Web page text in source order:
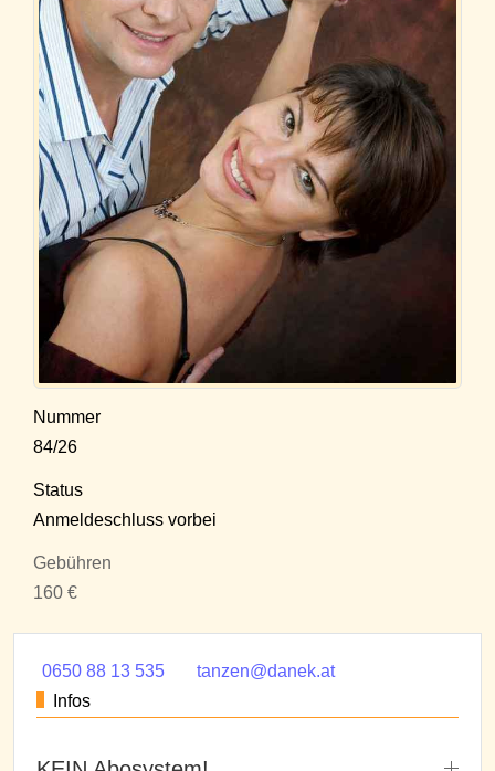
Nummer
84/26
Status
Anmeldeschluss vorbei
Gebühren
160 €
0650 88 13 535
tanzen@danek.at
Infos